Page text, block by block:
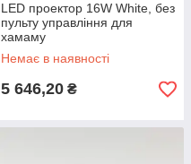
LED проектор 16W White, без
пульту управління для
хамаму
Немає в наявності
5 646,20 ₴